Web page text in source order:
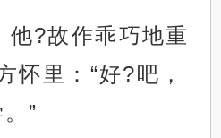
他?故作乖巧地重
怀里：“好?吧，
”